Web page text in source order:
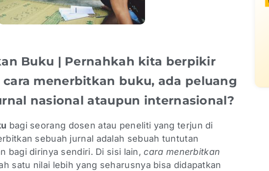
Buku | Pernahkah kita berpikir
menerbitkan buku, ada peluang
nasional ataupun internasional?
bagi seorang dosen atau peneliti yang terjun di
sebuah jurnal adalah sebuah tuntutan
bagi dirinya sendiri. Di sisi lain,cara menerbitkan
satu nilai lebih yang seharusnya bisa didapatkan